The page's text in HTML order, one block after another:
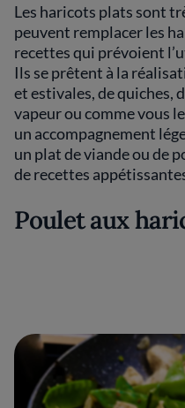
Les haricots plats sont
peuvent remplacer les
recettes qui prévoient
Ils se prêtent à la
et estivales, de quiches,
vapeur ou comme vous
un accompagnement
un plat de viande ou de
de recettes
Poulet aux